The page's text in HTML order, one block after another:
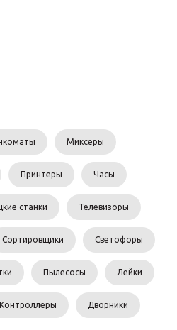
Миксеры
Принтеры Часы
станки Телевизоры
Сортировщики Светофоры
Пылесосы Лейки
Контроллеры Дворники